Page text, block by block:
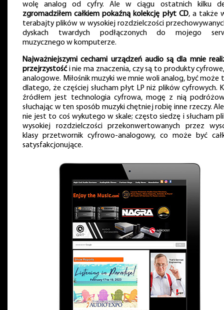
wolę analog od cyfry. Ale w ciągu ostatnich kilku
zgromadziłem całkiem pokaźną kolekcję płyt CD, a także
terabajty plików w wysokiej rozdzielczości
dyskach twardych podłączonych do mojego
muzycznego w komputerze.
Najważniejszymi cechami urządzeń audio są dla mnie
przejrzystośći nie ma znaczenia, czy są to produkty
analogowe. Miłośnik muzyki we mnie woli analog, być może
dlatego, że częściej słucham płyt LP niż plików cyfrowych.
źródłem jest technologia cyfrowa, mogę z nią
słuchając w ten sposób muzyki chętniej robię inne rzeczy.
nie jest to coś wykutego w skale; często siedzę i słucham
wysokiej rozdzielczości przekonwertowanych przez
klasy przetwornik cyfrowo-analogowy, co może być
satysfakcjonujące.